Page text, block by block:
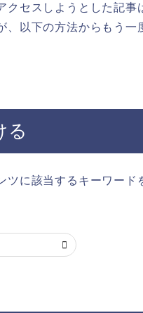
クセスしようとした記
、以下の方法からもう一
る
ツに該当するキーワード